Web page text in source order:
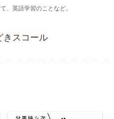
、英語学習のことなど。
きスコール